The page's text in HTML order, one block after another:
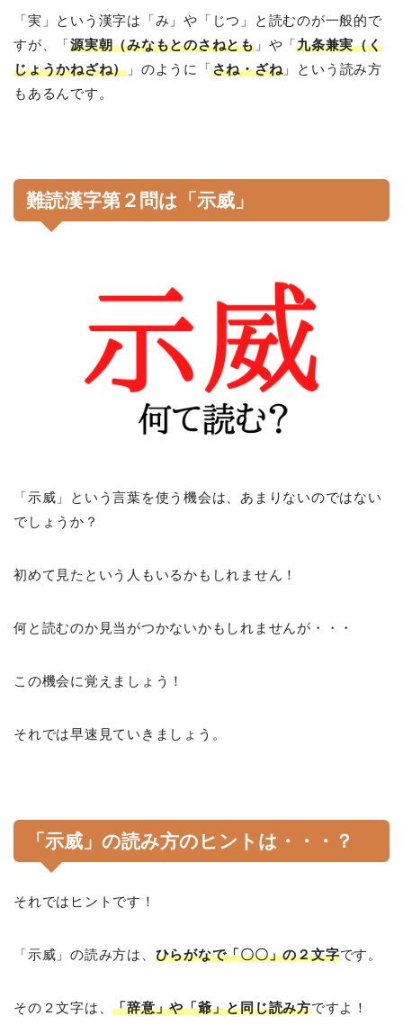
「実」という漢字は「み」や「じつ」と読むのが一般的で
すが、「源実朝（みなもとのさねとも」や「九条兼実（く
じょうかねざね） 」のように「さね・ざね 」という読み方
もあるんです。
難読漢字第２問は「示威」
「示威」という言葉を使う機会は、あまりないのではない
でしょうか？
初めて見たという人もいるかもしれません！
何と読むのか見当がつかないかもしれませんが・・・
この機会に覚えましょう！
それでは早速見ていきましょう。
「示威」の読み方のヒントは・・・？
それではヒントです！
「示威」の読み方は、 ひらがなで「〇〇」の２文字です。
その２文字は、「辞意」や「爺」と同じ読み方ですよ！